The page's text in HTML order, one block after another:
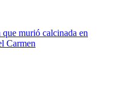
murió calcinada en
Carmen